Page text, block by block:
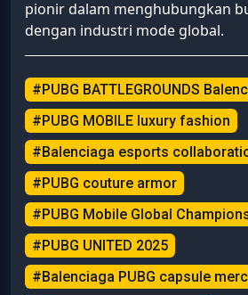
pionir dalam menghubungkan
dengan industri mode global.
#PUBG BATTLEGROUNDS
#PUBG MOBILE luxury fashion
#Balenciaga esports
#PUBG couture armor
#PUBG Mobile Global
#PUBG UNITED 2025
#Balenciaga PUBG capsule